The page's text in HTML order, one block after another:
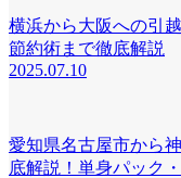
横浜から大阪への引
節約術まで徹底解説
2025.07.10
愛知県名古屋市から
底解説！単身パック